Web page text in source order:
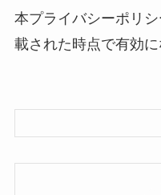
本プライバシーポリ
載された時点で有効に